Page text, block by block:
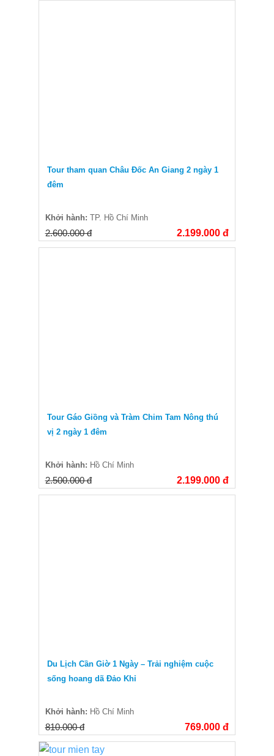
Tour tham quan Châu Đốc An Giang 2 ngày 1
đêm
Khởi hành: TP. Hồ Chí Minh
2.600.000 đ 2.199.000 đ
Tour Gáo Giồng và Tràm Chim Tam Nông thú
vị 2 ngày 1 đêm
Khởi hành: Hồ Chí Minh
2.500.000 đ 2.199.000 đ
Du Lịch Cần Giờ 1 Ngày – Trải nghiệm cuộc
sống hoang dã Đảo Khỉ
Khởi hành: Hồ Chí Minh
810.000 đ 769.000 đ